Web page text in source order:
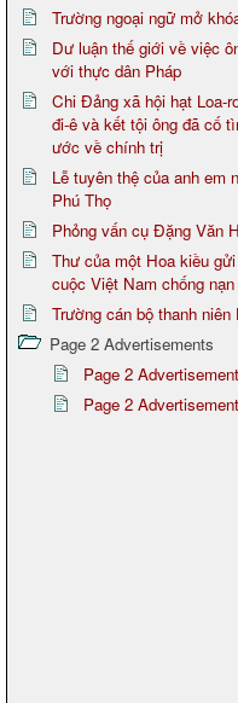
Trường ngoại ngữ mở
Dư luận thế giới về việc
với thực dân Pháp
Chi Đảng xã hội hạt Loa-
đi-ê và kết tội ông đã cố
ước về chính trị
Lễ tuyên thệ của anh em
Phú Thọ
Phỏng vấn cụ Đặng Văn
Thư của một Hoa kiều
cuộc Việt Nam chống
Trường cán bộ thanh
Page 2 Advertisements
Page 2
Page 2